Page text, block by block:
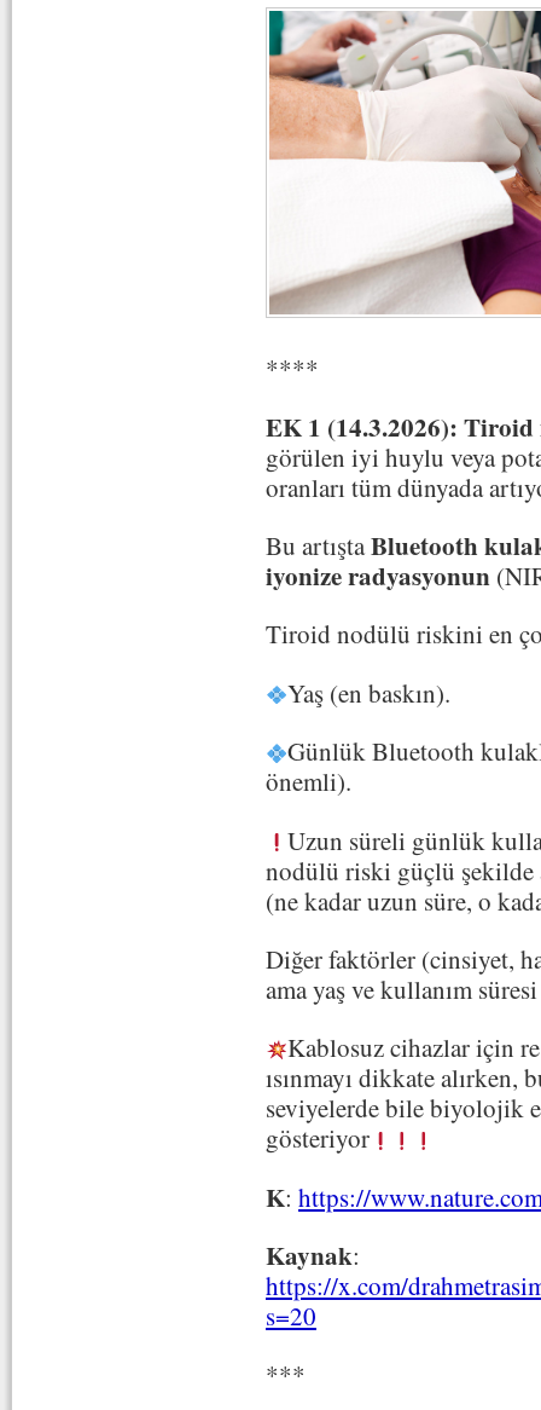
****
EK 1 (14.3.2026): Tiroid
görülen iyi huylu veya
oranları tüm dünyada
Bu artıştaBluetooth
iyonize radyasyonun
Tiroid nodülü riskini en
Yaş (en baskın).
Günlük Bluetooth
önemli).
Uzun süreli günlük
nodülü riski güçlü şekilde
(ne kadar uzun süre, o
Diğer faktörler (cinsiyet,
ama yaş ve kullanım
Kablosuz cihazlar için
ısınmayı dikkate alırken,
seviyelerde bile biyolojik
gösteriyor
K: https://
Kaynak:
https://x.com/
s=20
***